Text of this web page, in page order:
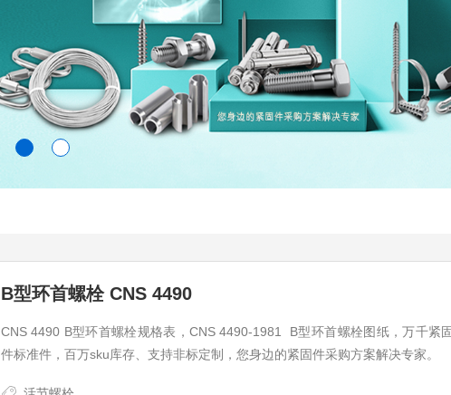
B型环首螺栓 CNS 4490
CNS 4490 B型环首螺栓规格表，CNS 4490-1981 B型环首螺栓图纸，万千紧
件标准件，百万sku库存、支持非标定制，您身边的紧固件采购方案解决专家。